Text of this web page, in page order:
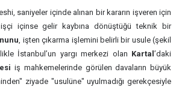
saniyeler içinde alınan bir kararın işveren için
işçi içinse gelir kaybına dönüştüğü teknik bir
, işten çıkarma işlemini belirli bir usule (şekil
İstanbul’un yargı merkezi olan Kartal ’daki
iş mahkemelerinde görülen davaların büyük
ziyade "usulüne" uyulmadığı gerekçesiyle